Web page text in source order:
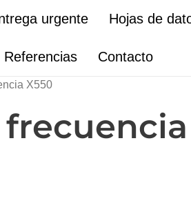
urgente Hojas de
Referencias Contacto
X550